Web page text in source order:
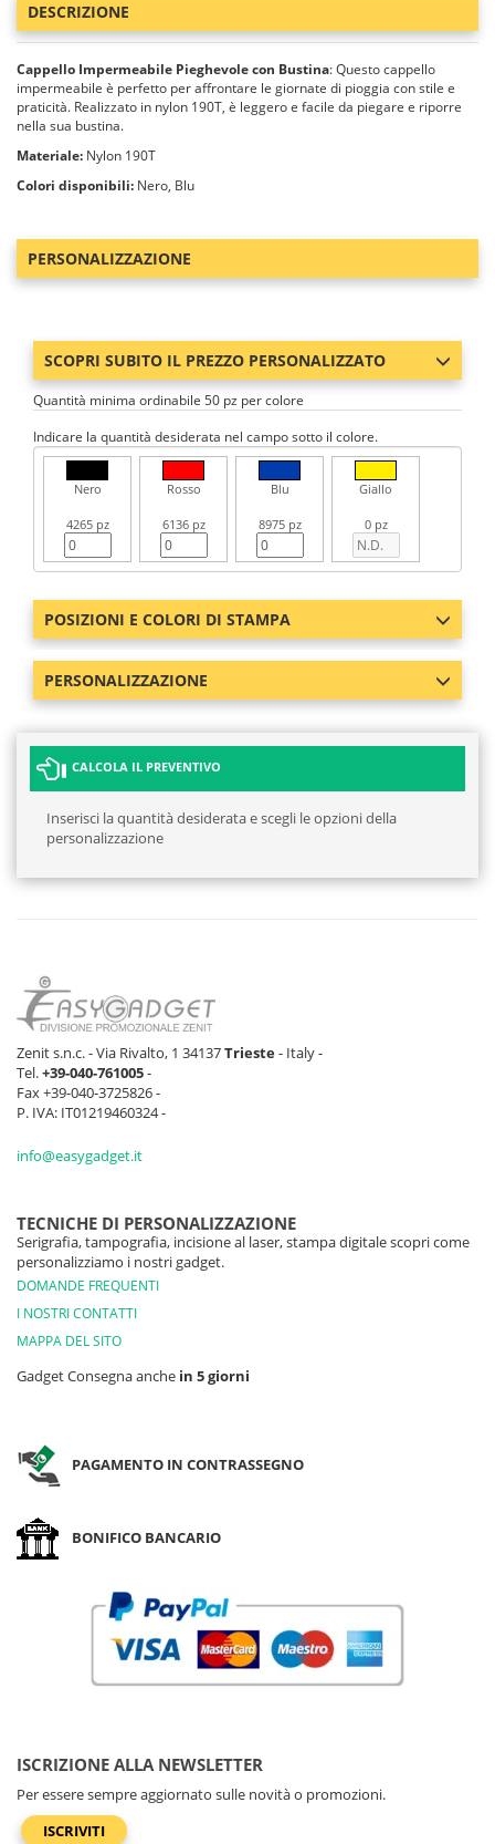
DESCRIZIONE
Cappello Impermeabile Pieghevole con Bustina: Questo cappello
impermeabile è perfetto per affrontare le giornate di pioggia con stile e
praticità. Realizzato in nylon 190T, è leggero e facile da piegare e riporre
nella sua bustina.
Materiale: Nylon 190T
Colori disponibili: Nero, Blu
PERSONALIZZAZIONE
SCOPRI SUBITO IL PREZZO PERSONALIZZATO
Quantità minima ordinabile 50 pz per colore
Indicare la quantità desiderata nel campo sotto il colore.
Nero
4265 pz
Rosso
6136 pz
Blu
8975 pz
Giallo
0 pz
POSIZIONI E COLORI DI STAMPA
PERSONALIZZAZIONE
CALCOLA IL PREVENTIVO
Inserisci la quantità desiderata e scegli le opzioni della
personalizzazione
Zenit s.n.c. - Via Rivalto, 1 34137Trieste- Italy -
Tel.+39-040-761005-
Fax +39-040-3725826 -
P. IVA: IT01219460324 -
info@easygadget.it
TECNICHE DI PERSONALIZZAZIONE
Serigrafia, tampografia, incisione al laser, stampa digitale scopri come
personalizziamo i nostri gadget.
DOMANDE FREQUENTI
I NOSTRI CONTATTI
MAPPA DEL SITO
Gadget Consegna anche in 5 giorni
PAGAMENTO IN CONTRASSEGNO
BONIFICO BANCARIO
ISCRIZIONE ALLA NEWSLETTER
Per essere sempre aggiornato sulle novità o promozioni.
ISCRIVITI